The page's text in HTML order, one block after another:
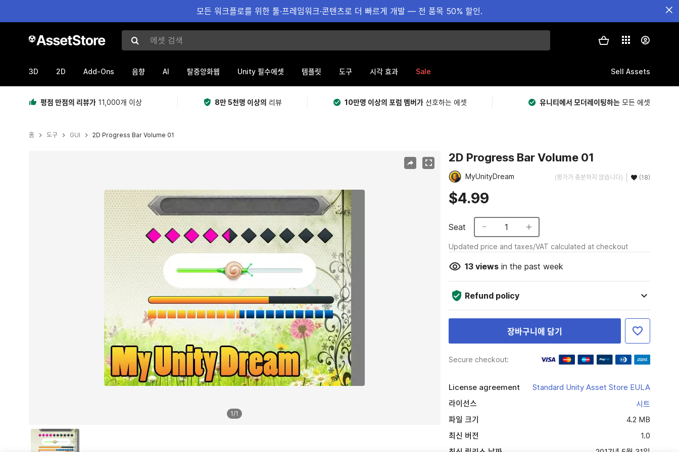
모든 워크플로를 위한 툴·프레임워크·콘텐츠로 더 빠르게 개발 — 전 품목 50% 할인.
에셋 검색
3D 2D Add-Ons 음향 AI 탈중앙화웹 Unity 필수에셋 템플릿 도구 시각 효과 Sale Sell Assets
평점 만점의 리뷰가 11,000개 이상 8만 5천명 이상의 리뷰 10만명 이상의 포럼 멤버가 선호하는 에셋 유니티에서 모더레이팅하는 모든 에셋
홈 도구 GUI 2D Progress Bar Volume 01
1/1
2D Progress Bar Volume 01
MyUnityDream (평가가 충분하지 않습니다) (18)
$4.99
Seat 1
Updated price and taxes/VAT calculated at checkout
13viewsin the past week
Refund policy
장바구니에 담기
Secure checkout:
License agreement
Standard Unity Asset Store EULA
라이선스
시트
파일 크기
4.2 MB
최신 버전
1.0